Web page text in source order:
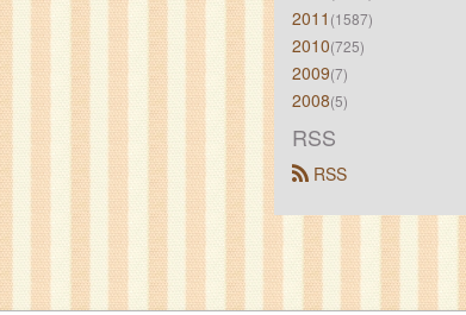
2011 (1587)
2010(725)
2009(7)
2008(5)
RSS
RSS